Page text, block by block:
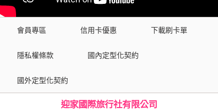
會員專區 信用卡優惠 下載刷卡單
隱私權條款 國內定型化契約
國外定型化契約
迎家國際旅行社有限公司